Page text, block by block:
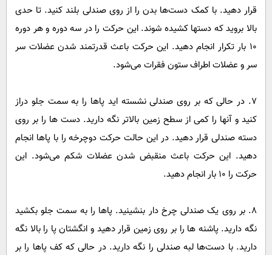
قرار دهید. با کمک دست‌ها بدن را از روی صندلی بلند کنید. تا حدی
بالا بروید که دستها کشیده شوند. این حرکت را در سه دوره و هر دوره
10 بار تکرار انجام دهید. این حرکت باعث قدرتمند شدن عضلات سر
سر و عضلات اطراف ستون فقرات می‌شود.
7. در حالی که بر روی صندلی نشسته اید پاها را به سمت جلو دراز
کنید و آنها را کمی از سطح زمین بالاتر نگه دارید. دست ها را بر روی
دسته صندلی قرار دهید. در این حالت حرکت دوچرخه را با پاها انجام
دهید. این حرکت باعث منقبض شدن عضلات شکم می‌شود. این
حرکت را 10 بار انجام دهید.
8. بر روی یک صندلی چرخ دار بنشینید. پاها را به سمت جلو بکشید
نگه دارید. پاشنه ها را بر روی زمین قرار دهید و انگشتان پا را بالا نگه
دارید. با دست‌ها لبه صندلی را نگه دارید. در حالی که کف پاها را بر